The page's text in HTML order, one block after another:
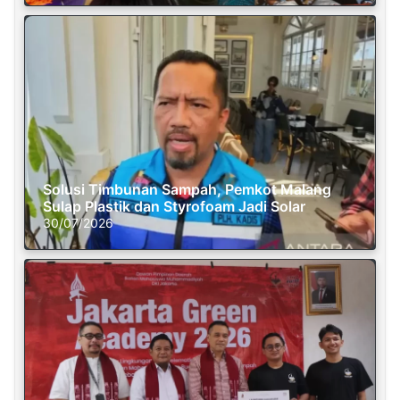
Solusi Timbunan Sampah, Pemkot Malang
Sulap Plastik dan Styrofoam Jadi Solar
30/07/2026